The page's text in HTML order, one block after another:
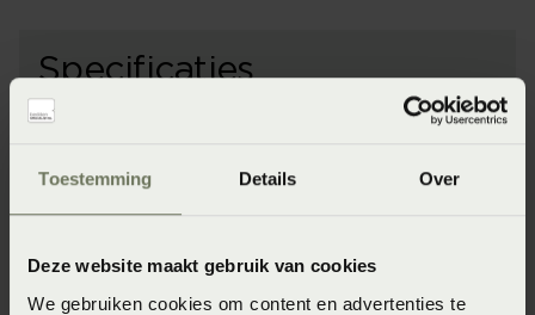
Toestemming Details Over
Deze website maakt gebruik van cookies
We gebruiken cookies om content en advertenties te
Specificaties
8718471554688
Wasvoorschrift: wassen op 40°C / 60°C (donkere kleuren)
60°C (lichte kleuren) of 90°C (wit)